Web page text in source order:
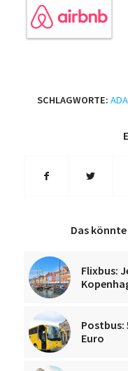
SCHLAGWORTE:
Das
Flixbus:
Postbus:
Euro